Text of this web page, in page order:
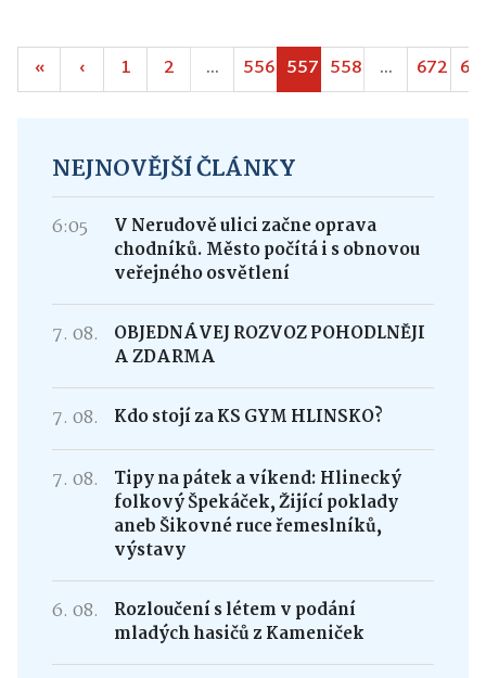
« ‹ 1 2 ... 556 557 558 ... 672
NEJNOVĚJŠÍ ČLÁNKY
6:05
V Nerudově ulici začne oprava
chodníků. Město počítá i s obnovou
veřejného osvětlení
7. 08.
OBJEDNÁVEJ ROZVOZ POHODLNĚJI
A ZDARMA
7. 08. Kdo stojí za KS GYM HLINSKO?
7. 08.
Tipy na pátek a víkend: Hlinecký
folkový Špekáček, Žijící poklady
aneb Šikovné ruce řemeslníků,
výstavy
6. 08.
Rozloučení s létem v podání
mladých hasičů z Kameniček